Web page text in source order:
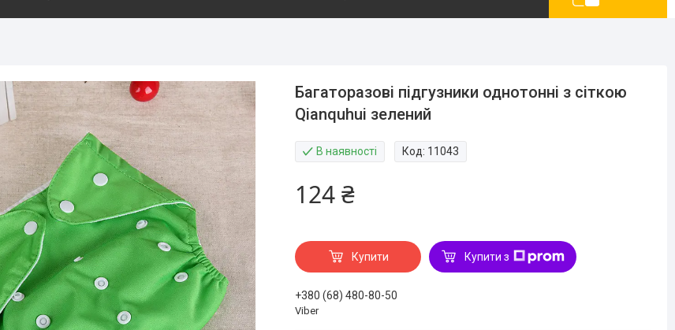
Багаторазові підгузники однотонні з сіткою
Qianquhui зелений
В наявності Код: 11043
124 ₴
Купити Купити з
+380 (68) 480-80-50
Viber